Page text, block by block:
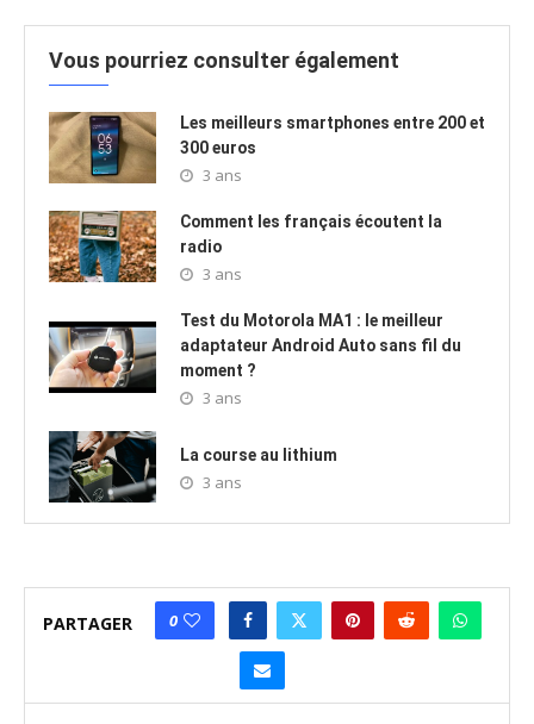
Vous pourriez consulter également
Les meilleurs smartphones entre 200 et
300 euros
3 ans
Comment les français écoutent la
radio
3 ans
Test du Motorola MA1 : le meilleur
adaptateur Android Auto sans fil du
moment ?
3 ans
La course au lithium
3 ans
PARTAGER 0